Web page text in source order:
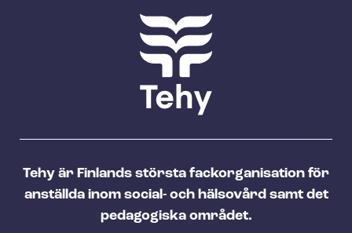
Tehy är Finlands största fackorganisation för
anställda inom social- och hälsovård samt det
pedagogiska området.